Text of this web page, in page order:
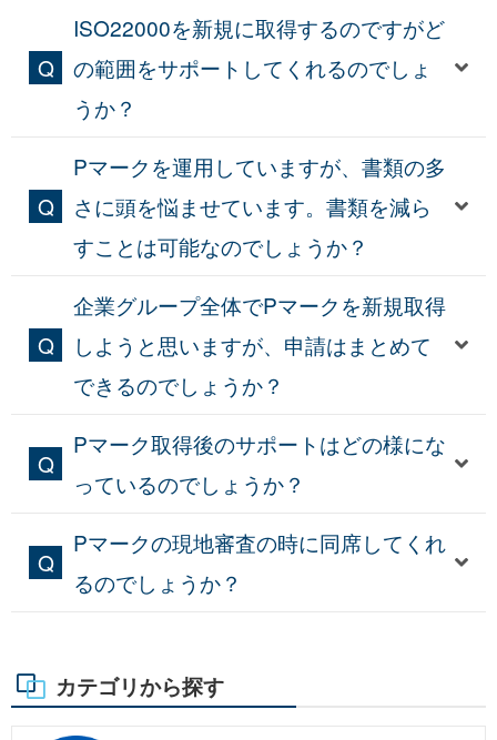
ISO22000を新規に取得するのですがど
の範囲をサポートしてくれるのでしょ
うか？
Pマークを運用していますが、書類の多
さに頭を悩ませています。書類を減ら
すことは可能なのでしょうか？
企業グループ全体でPマークを新規取得
しようと思いますが、申請はまとめて
できるのでしょうか？
Pマーク取得後のサポートはどの様にな
っているのでしょうか？
Pマークの現地審査の時に同席してくれ
るのでしょうか？
カテゴリから探す